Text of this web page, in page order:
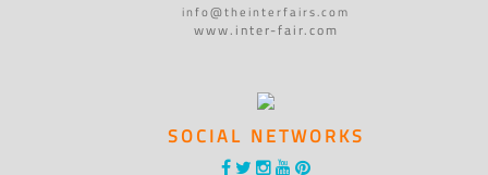
info@theinterfairs.com
www.inter-fair.com
SOCIAL NETWORKS